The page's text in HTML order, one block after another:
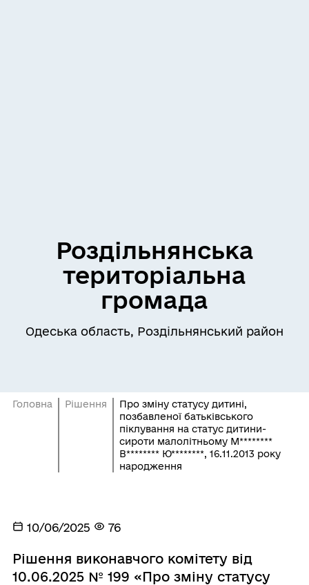
Роздільнянська
територіальна
громада
Одеська область, Роздільнянський район
Головна Рішення
Про зміну статусу дитині,
позбавленої батьківського
піклування на статус дитини-
сироти малолітньому М********
В******** Ю********, 16.11.2013 року
народження
10/06/2025 76
Рішення виконавчого комітету від
10.06.2025 № 199 «Про зміну статусу